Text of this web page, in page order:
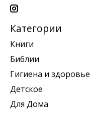
Категории
Книги
Библии
Гигиена и здоровье
Детское
Для Дома